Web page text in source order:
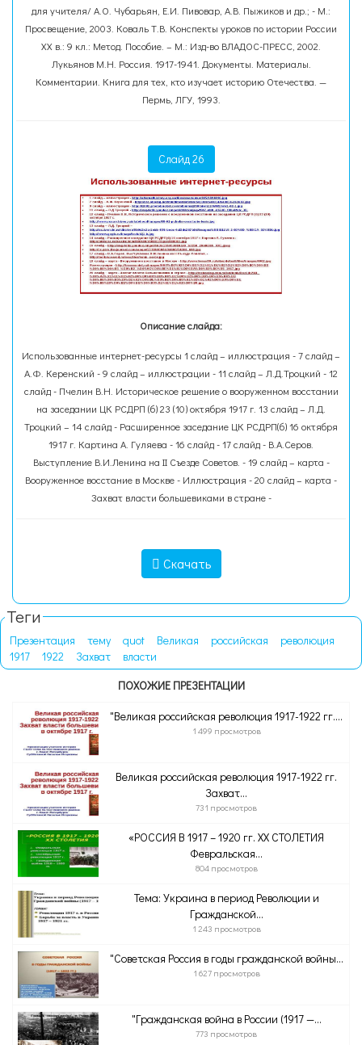
для учителя/ А.О. Чубарьян, Е.И. Пивовар, А.В. Пыжиков и др.; - М.:
Просвещение, 2003. Коваль Т.В. Конспекты уроков по истории России
ХХ в.: 9 кл.: Метод. Пособие. – М.: Изд-во ВЛАДОС-ПРЕСС, 2002.
Лукьянов М.Н. Россия. 1917-1941. Документы. Материалы.
Комментарии. Книга для тех, кто изучает историю Отечества. —
Пермь, ЛГУ, 1993.
Слайд 26
Описание слайда:
Использованные интернет-ресурсы 1 слайд – иллюстрация - 7 слайд –
А.Ф. Керенский - 9 слайд – иллюстрации - 11 слайд – Л.Д.Троцкий - 12
слайд - Пчелин В.Н. Историческое решение о вооруженном восстании
на заседании ЦК РСДРП (б) 23 (10) октября 1917 г. 13 слайд – Л.Д.
Троцкий – 14 слайд - Расширенное заседание ЦК РСДРП(б) 16 октября
1917 г. Картина А. Гуляева - 16 слайд - 17 слайд - В.А.Серов.
Выступление В.И.Ленина на II Съезде Советов. - 19 слайд – карта -
Вооруженное восстание в Москве - Иллюстрация - 20 слайд – карта -
Захват власти большевиками в стране -
Скачать
Теги
Презентация тему quot Великая российская
революция
1917
1922 Захват
власти
ПОХОЖИЕ ПРЕЗЕНТАЦИИ
"Великая российская революция 1917-1922 гг....
1 499 просмотров
Великая российская революция 1917-1922 гг.
Захват...
731 просмотров
«РОССИЯ В 1917 – 1920 гг. XX СТОЛЕТИЯ
Февральская...
804 просмотров
Тема: Украина в период Революции и
Гражданской...
1 243 просмотров
"Советская Россия в годы гражданской войны...
1 627 просмотров
"Гражданская война в России (1917 —...
773 просмотров